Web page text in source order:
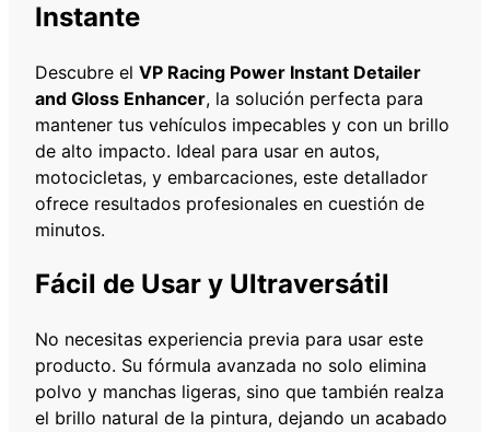
W
R
I
N
S
T
A
N
D
T
A
I
L
Instante
Descubre el VP Racing Power Instant Detailer
and Gloss Enhancer, la solución perfecta para
mantener tus vehículos impecables y con un brillo
de alto impacto. Ideal para usar en autos,
motocicletas, y embarcaciones, este detallador
ofrece resultados profesionales en cuestión de
minutos.
Fácil de Usar y Ultraversátil
No necesitas experiencia previa para usar este
producto. Su fórmula avanzada no solo elimina
polvo y manchas ligeras, sino que también realza
el brillo natural de la pintura, dejando un acabado